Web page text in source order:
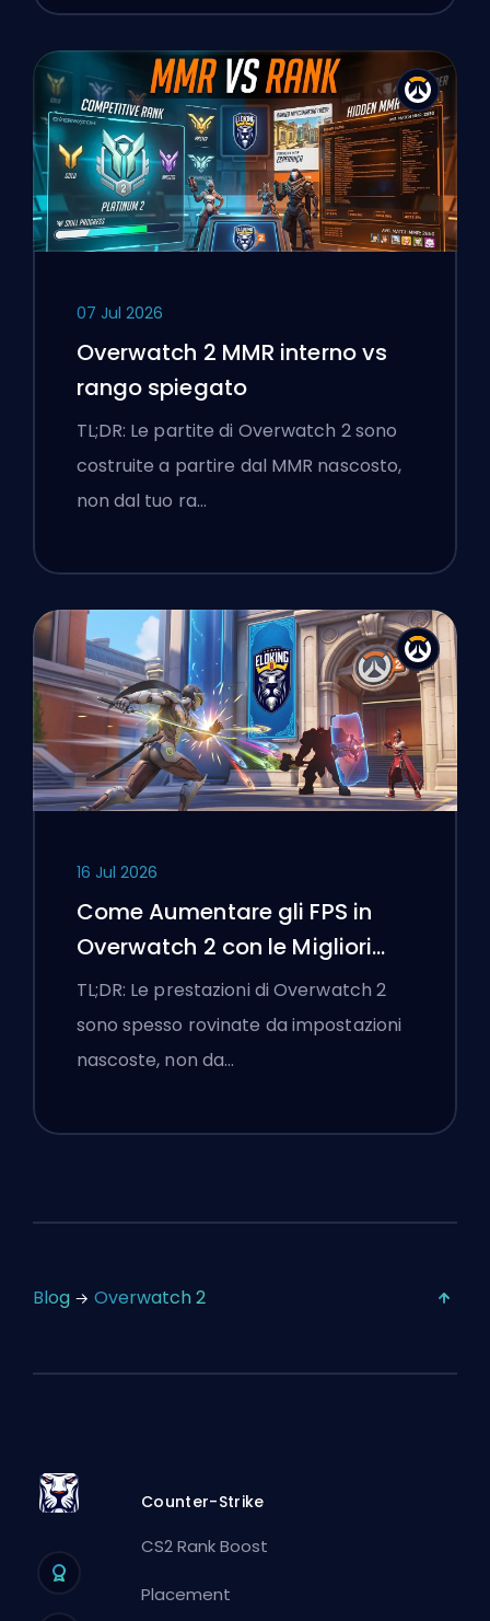
07 Jul 2026
Overwatch 2 MMR interno vs
rango spiegato
TL;DR: Le partite di Overwatch 2 sono
costruite a partire dal MMR nascosto,
non dal tuo ra…
16 Jul 2026
Come Aumentare gli FPS in
Overwatch 2 con le Migliori
Impostazioni
TL;DR: Le prestazioni di Overwatch 2
sono spesso rovinate da impostazioni
nascoste, non da…
Blog Overwatch 2
Counter-Strike
CS2 Rank Boost
Placement